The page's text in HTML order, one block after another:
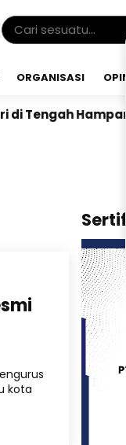
ORGANISASI
Hamparan
kota